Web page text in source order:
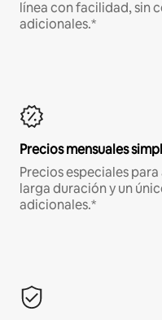
línea con facilidad, sin
adicionales.*
Precios mensuales
Precios especiales
larga duración y un
adicionales.*